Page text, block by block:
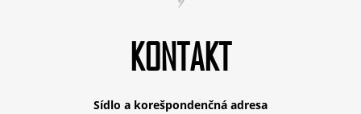
KONTAKT
Sídlo a korešpondenčná adresa